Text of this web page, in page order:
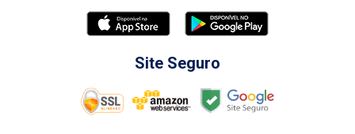
Site Seguro